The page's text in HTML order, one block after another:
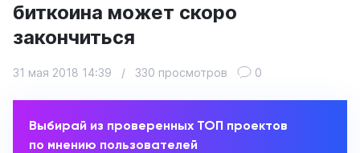
биткоина может скоро
закончиться
31 мая 2018 14:39 / 330 просмотров 0
Выбирай из проверенных ТОП проектов
по мнению пользователей